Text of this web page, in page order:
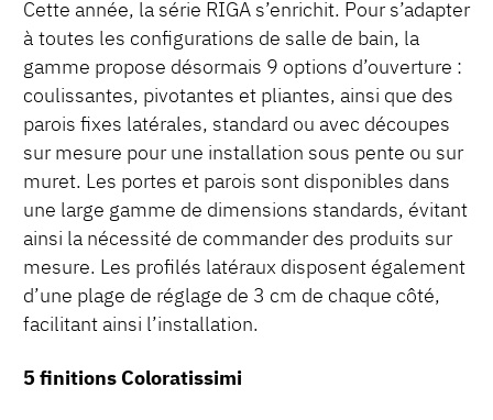
Cette année, la série RIGA s’enrichit. Pour s’adapter
à toutes les configurations de salle de bain, la
gamme propose désormais 9 options d’ouverture :
coulissantes, pivotantes et pliantes, ainsi que des
parois fixes latérales, standard ou avec découpes
sur mesure pour une installation sous pente ou sur
muret. Les portes et parois sont disponibles dans
une large gamme de dimensions standards, évitant
ainsi la nécessité de commander des produits sur
mesure. Les profilés latéraux disposent également
d’une plage de réglage de 3 cm de chaque côté,
facilitant ainsi l’installation.
5 finitions Coloratissimi